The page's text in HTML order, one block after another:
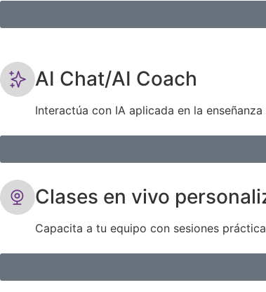
AI Chat/AI Coach
Interactúa con IA aplicada en la
Clases en vivo
Capacita a tu equipo con sesiones